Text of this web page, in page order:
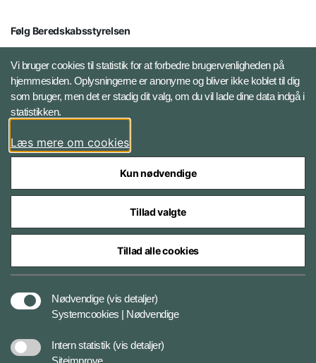
Følg Beredskabsstyrelsen
X BRSdk
LinkedIn BRS-profil
Vi bruger cookies til statistik for at forbedre brugervenligheden på
hjemmesiden. Oplysningerne er anonyme og bliver ikke koblet til dig
som bruger, men det er stadig dit valg, om du vil lade dine data indgå i
statistikken.
Læs mere om cookies
Kun nødvendige
Tillad valgte
Tillad alle cookies
Nødvendige (vis detaljer)
Systemcookies | Nødvendige
Intern statistik (vis detaljer)
Siteimprove